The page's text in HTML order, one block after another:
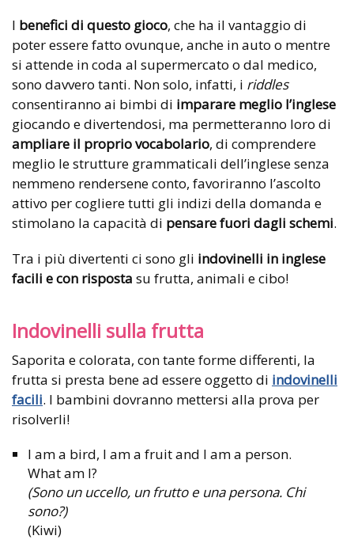
I benefici di questo gioco, che ha il vantaggio di
poter essere fatto ovunque, anche in auto o mentre
si attende in coda al supermercato o dal medico,
sono davvero tanti. Non solo, infatti, i riddles
consentiranno ai bimbi di imparare meglio l’inglese
giocando e divertendosi, ma permetteranno loro di
ampliare il proprio vocabolario, di comprendere
meglio le strutture grammaticali dell’inglese senza
nemmeno rendersene conto, favoriranno l’ascolto
attivo per cogliere tutti gli indizi della domanda e
stimolano la capacità di pensare fuori dagli schemi.
Tra i più divertenti ci sono gli indovinelli in inglese
facili e con risposta su frutta, animali e cibo!
Indovinelli sulla frutta
Saporita e colorata, con tante forme differenti, la
frutta si presta bene ad essere oggetto di indovinelli
facili. I bambini dovranno mettersi alla prova per
risolverli!
I am a bird, I am a fruit and I am a person.
What am I?
(Sono un uccello, un frutto e una persona. Chi
sono?)
(Kiwi)